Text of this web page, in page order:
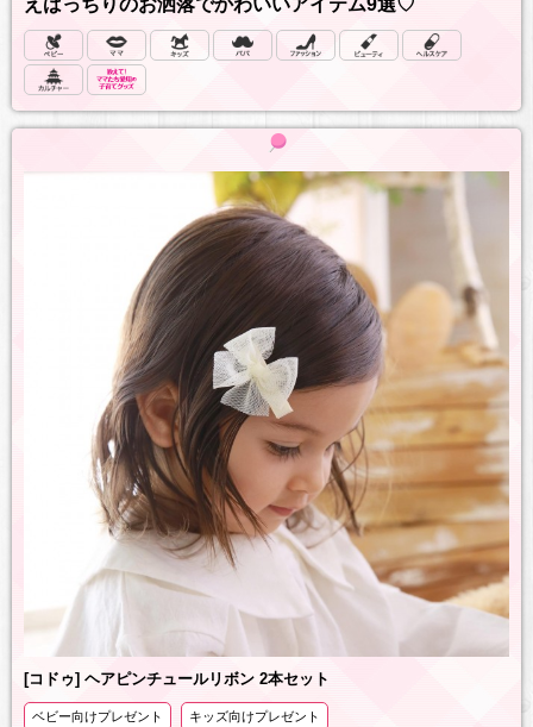
えばっちりのお洒落でかわいいアイテム9選♡
[コドゥ] ヘアピンチュールリボン 2本セット
ベビー向けプレゼント キッズ向けプレゼント